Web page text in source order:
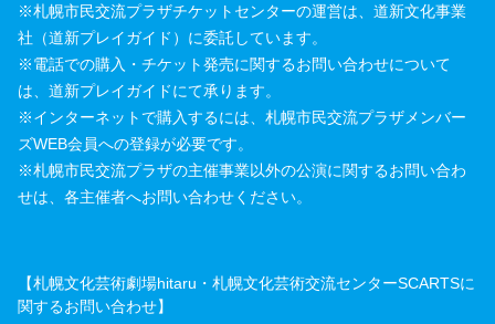
※札幌市民交流プラザチケットセンターの運営は、道新文化事業
社（道新プレイガイド）に委託しています。
※電話での購入・チケット発売に関するお問い合わせについて
は、道新プレイガイドにて承ります。
※インターネットで購入するには、札幌市民交流プラザメンバー
ズWEB会員への登録が必要です。
※札幌市民交流プラザの主催事業以外の公演に関するお問い合わ
せは、各主催者へお問い合わせください。
【札幌文化芸術劇場hitaru・札幌文化芸術交流センターSCARTSに
関するお問い合わせ】